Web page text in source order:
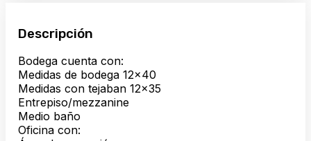
Descripción
Bodega cuenta con:
Medidas de bodega 12×40
Medidas con tejaban 12×35
Entrepiso/mezzanine
Medio baño
Oficina con: